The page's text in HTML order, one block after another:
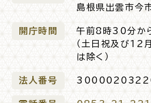
高齢者・介護
おくやみ
島根県出雲市今
開庁時間
午前8時30分か
（土日祝及び12
は除く）
法人番号